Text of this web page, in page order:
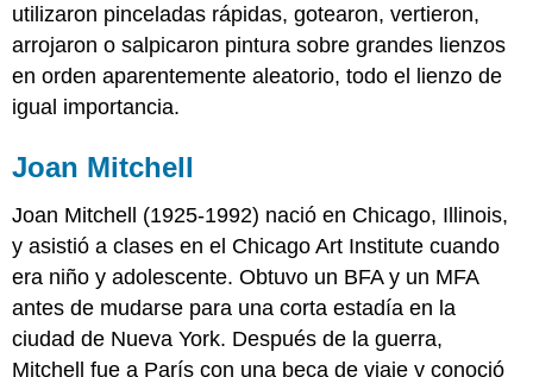
utilizaron pinceladas rápidas, gotearon, vertieron,
arrojaron o salpicaron pintura sobre grandes lienzos
en orden aparentemente aleatorio, todo el lienzo de
igual importancia.
Joan Mitchell
Joan Mitchell
(1925-1992) nació en Chicago, Illinois,
y asistió a clases en el Chicago Art Institute cuando
era niño y adolescente. Obtuvo un BFA y un MFA
antes de mudarse para una corta estadía en la
ciudad de Nueva York. Después de la guerra,
Mitchell fue a París con una beca de viaje y conoció